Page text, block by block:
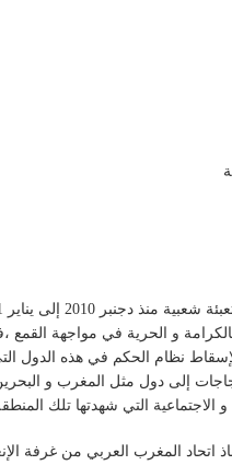
و الحرية في مواجهة القمع
نظام الحكم في هذه الدول
إلى دول مثل المغرب و
التي شهدتها تلك
اتحاد المغرب العربي من غرفة